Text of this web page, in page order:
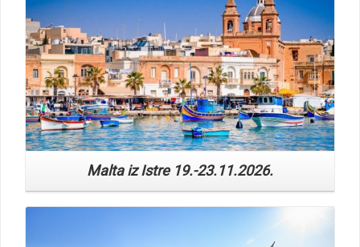
Malta iz Istre 19.-23.11.2026.
Read More